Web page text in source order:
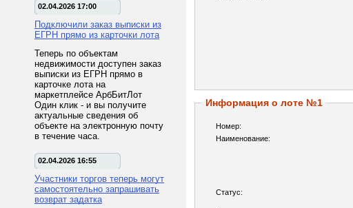
02.04.2026 17:00
Подключили заказ выписки из
ЕГРН прямо из карточки лота
Теперь по объектам
недвижимости доступен заказ
выписки из ЕГРН прямо в
карточке лота на
маркетплейсе АрбБитЛот
Один клик - и вы получите
актуальные сведения об
объекте на электронную почту
в течение часа.
02.04.2026 16:55
Участники торгов теперь могут
самостоятельно запрашивать
возврат задатка
Информация о лоте №1
Номер:
Наименование:
Статус: